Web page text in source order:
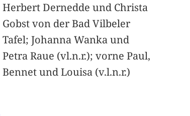
Herbert Dernedde und Christa
Gobst von der Bad Vilbeler
Tafel; Johanna Wanka und
Petra Raue (vl.n.r.); vorne Paul,
Bennet und Louisa (v.l.n.r.)